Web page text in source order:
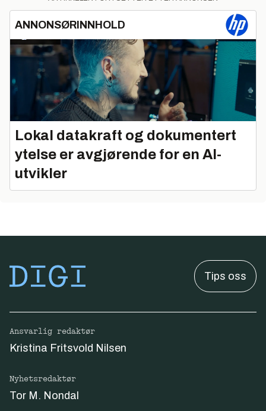
ANNONSØRINNHOLD
Lokal datakraft og dokumentert
ytelse er avgjørende for en AI-
utvikler
Tips oss
Ansvarlig redaktør
Kristina Fritsvold Nilsen
Nyhetsredaktør
Tor M. Nondal